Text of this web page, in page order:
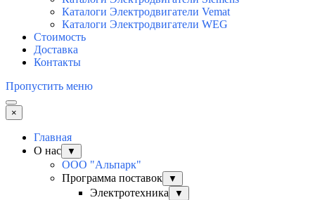
Каталоги Электродвигатели Vemat
Каталоги Электродвигатели WEG
Стоимость
Доставка
Контакты
Пропустить меню
×
Главная
О нас
▼
ООО "Альпарк"
Программа поставок
▼
Электротехника ▼